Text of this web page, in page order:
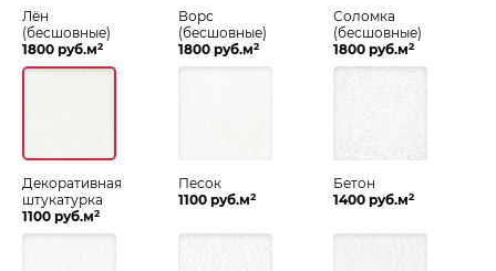
Лён
(бесшовные)
1800 руб.м2
Ворс
(бесшовные)
1800 руб.м2
Соломка
(бесшовные)
1800 руб.м2
Декоративная
штукатурка
1100 руб.м2
Песок
1100 руб.м2
Бетон
1400 руб.м2